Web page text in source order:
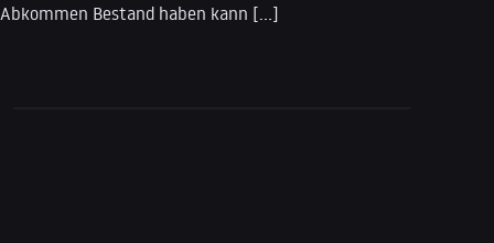
Abkommen Bestand haben kann […]